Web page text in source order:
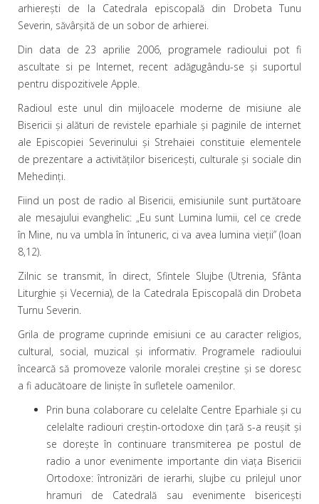
arhiereşti de la Catedrala episcopală din Drobeta Tunu
Severin, săvârşită de un sobor de arhierei.
Din data de 23 aprilie 2006, programele radioului pot fi
ascultate si pe Internet, recent adăgugându-se și suportul
pentru dispozitivele Apple.
Radioul este unul din mijloacele moderne de misiune ale
Bisericii şi alături de revistele eparhiale şi paginile de internet
ale Episcopiei Severinului şi Strehaiei constituie elementele
de prezentare a activităţilor bisericeşti, culturale şi sociale din
Mehedinţi.
Fiind un post de radio al Bisericii, emisiunile sunt purtătoare
ale mesajului evanghelic: „Eu sunt Lumina lumii, cel ce crede
în Mine, nu va umbla în întuneric, ci va avea lumina vieţii” (Ioan
8,12).
Zilnic se transmit, în direct, Sfintele Slujbe (Utrenia, Sfânta
Liturghie şi Vecernia), de la Catedrala Episcopală din Drobeta
Turnu Severin.
Grila de programe cuprinde emisiuni ce au caracter religios,
cultural, social, muzical şi informativ. Programele radioului
încearcă să promoveze valorile moralei creştine şi se doresc
a fi aducătoare de linişte în sufletele oamenilor.
Prin buna colaborare cu celelalte Centre Eparhiale şi cu
celelalte radiouri creştin-ortodoxe din ţară s-a reuşit şi
se doreşte în continuare transmiterea pe postul de
radio a unor evenimente importante din viaţa Bisericii
Ortodoxe: întronizări de ierarhi, slujbe cu prilejul unor
hramuri de Catedrală sau evenimente bisericeşti